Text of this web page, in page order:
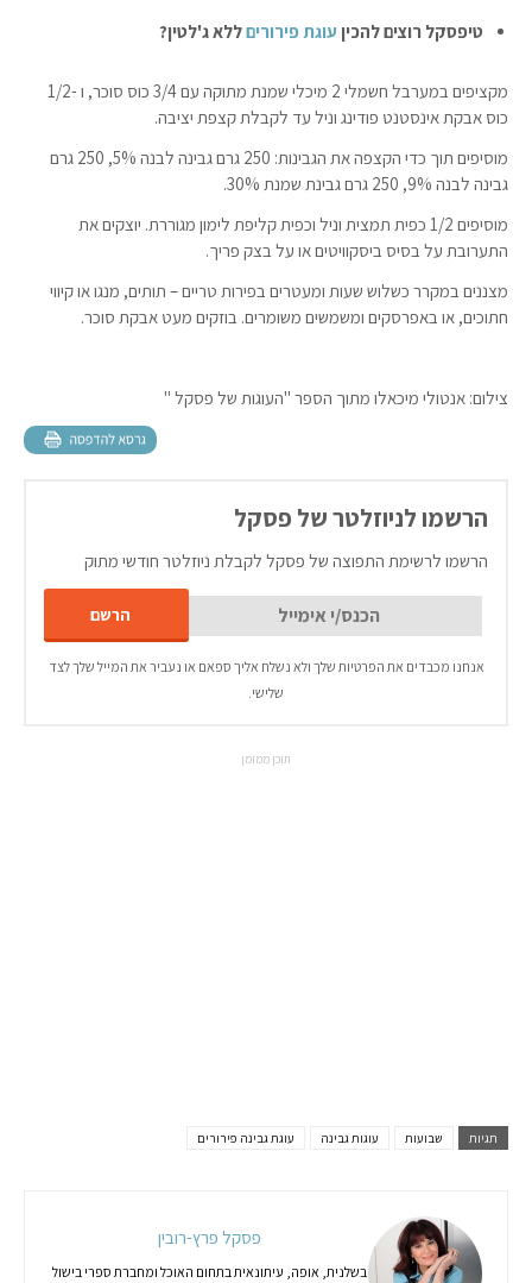
טיפסקל רוצים להכין עוגת פירוריםללא ג'לטין?
מקציפים במערבל חשמלי 2 מיכלי שמנת מתוקה עם 3/4 כוס סוכר, ו -1/2
כוס אבקת אינסטנט פודינג וניל עד לקבלת קצפת יציבה.
מוסיפים תוך כדי הקצפה את הגבינות: 250 גרם גבינה לבנה 5%, 250 גרם
גבינה לבנה 9%, 250 גרם גבינת שמנת 30%.
מוסיפים 1/2 כפית תמצית וניל וכפית קליפת לימון מגוררת. יוצקים את
התערובת על בסיס ביסקוויטים או על בצק פריך.
מצננים במקרר כשלוש שעות ומעטרים בפירות טריים – תותים, מנגו או קיווי
חתוכים, או באפרסקים ומשמשים משומרים. בוזקים מעט אבקת סוכר.
צילום: אנטולי מיכאלו מתוך הספר "העוגות של פסקל "
הרשמו לניוזלטר של פסקל
הרשמו לרשימת התפוצה של פסקל לקבלת ניוזלטר חודשי מתוק
אנחנו מכבדים את הפרטיות שלך ולא נשלח אליך ספאם או נעביר את המייל שלך לצד
שלישי.
תוכן ממומן
תגיות שבועות עוגות גבינה עוגת גבינה פירורים
פסקל פרץ-רובין
בשלנית, אופה, עיתונאית בתחום האוכל ומחברת ספרי בישול